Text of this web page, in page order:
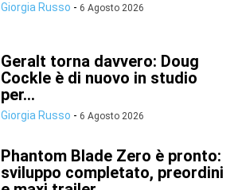
Giorgia Russo - 6 Agosto 2026
Geralt torna davvero: Doug
Cockle è di nuovo in studio
per...
Giorgia Russo - 6 Agosto 2026
Phantom Blade Zero è pronto:
sviluppo completato, preordini